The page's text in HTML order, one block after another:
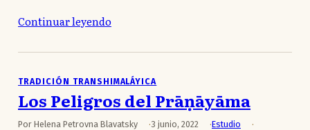
Continuar leyendo
TRADICIÓN TRANSHIMALÁYICA
Los Peligros del Prāṇāyāma
Por Helena Petrovna Blavatsky 3 junio, 2022
Estudio